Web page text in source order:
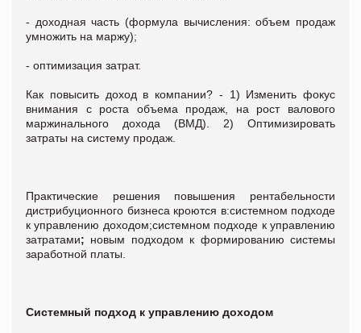
- доходная часть (формула вычисления: объем продаж
умножить на маржу);
- оптимизация затрат.
Как повысить доход в компании? - 1) Изменить фокус
внимания с роста объема продаж, на рост валового
маржинального дохода (ВМД). 2) Оптимизировать
затраты на систему продаж.
Практические решения повышения рентабельности
дистрибуционного бизнеса кроются в:системном подходе
к управлению доходом;системном подходе к управлению
затратами; новым подходом к формированию системы
заработной платы.
Системный подход к управлению доходом